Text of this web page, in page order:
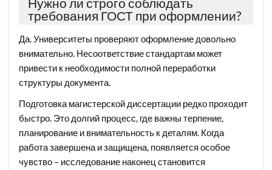
требования ГОСТ при оформлении?
Да. Университеты проверяют оформление довольно
внимательно. Несоответствие стандартам может
привести к необходимости полной переработки
структуры документа.
Подготовка магистерской диссертации редко проходит
быстро. Это долгий процесс, где важны терпение,
планирование и внимательность к деталям. Когда
работа завершена и защищена, появляется особое
чувство – исследование наконец становится